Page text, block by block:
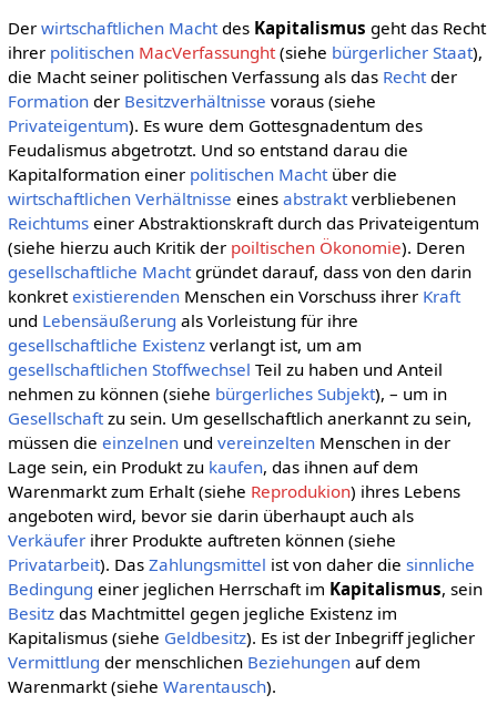
Der wirtschaftlichen Machtdes Kapitalismus geht das Recht
ihrer politischen MacVerfassunght(siehe bürgerlicher Staat),
die Macht seiner politischen Verfassung als das Rechtder
Formationder Besitzverhältnisse voraus (siehe
Privateigentum). Es wure dem Gottesgnadentum des
Feudalismus abgetrotzt. Und so entstand darau die
Kapitalformation einer politischen Machtüber die
wirtschaftlichen Verhältnisse eines abstraktverbliebenen
Reichtumseiner Abstraktionskraft durch das Privateigentum
(siehe hierzu auch Kritik der poiltischen Ökonomie). Deren
gesellschaftliche Machtgründet darauf, dass von den darin
konkretexistierendenMenschen ein Vorschuss ihrer Kraft
und Lebensäußerung als Vorleistung für ihre
gesellschaftliche Existenzverlangt ist, um am
gesellschaftlichen Stoffwechsel Teil zu haben und Anteil
nehmen zu können (siehe bürgerliches Subjekt), – um in
Gesellschaftzu sein. Um gesellschaftlich anerkannt zu sein,
müssen die einzelnenund vereinzeltenMenschen in der
Lage sein, ein Produkt zu kaufen, das ihnen auf dem
Warenmarkt zum Erhalt (siehe Reprodukion) ihres Lebens
angeboten wird, bevor sie darin überhaupt auch als
Verkäuferihrer Produkte auftreten können (siehe
Privatarbeit). Das Zahlungsmittel ist von daher die sinnliche
Bedingung einer jeglichen Herrschaft im Kapitalismus, sein
Besitzdas Machtmittel gegen jegliche Existenz im
Kapitalismus (siehe Geldbesitz). Es ist der Inbegriff jeglicher
Vermittlung der menschlichen Beziehungenauf dem
Warenmarkt (siehe Warentausch).